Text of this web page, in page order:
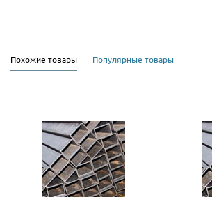
Похожие товары Популярные товары